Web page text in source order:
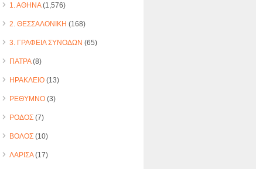
1. ΑΘΗΝΑ(1,576)
2. ΘΕΣΣΑΛΟΝΙΚΗ (168)
3. ΓΡΑΦΕΙΑ ΣΥΝΟΔΩΝ (65)
ΠΑΤΡΑ(8)
ΗΡΑΚΛΕΙΟ(13)
ΡΕΘΥΜΝΟ(3)
ΡΟΔΟΣ(7)
ΒΟΛΟΣ(10)
ΛΑΡΙΣΑ(17)